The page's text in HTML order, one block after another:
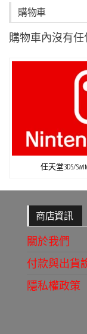
購物車
購物車內沒有任
任天堂3DS/
商店資訊
關於我們
付款與出貨
隱私權政策